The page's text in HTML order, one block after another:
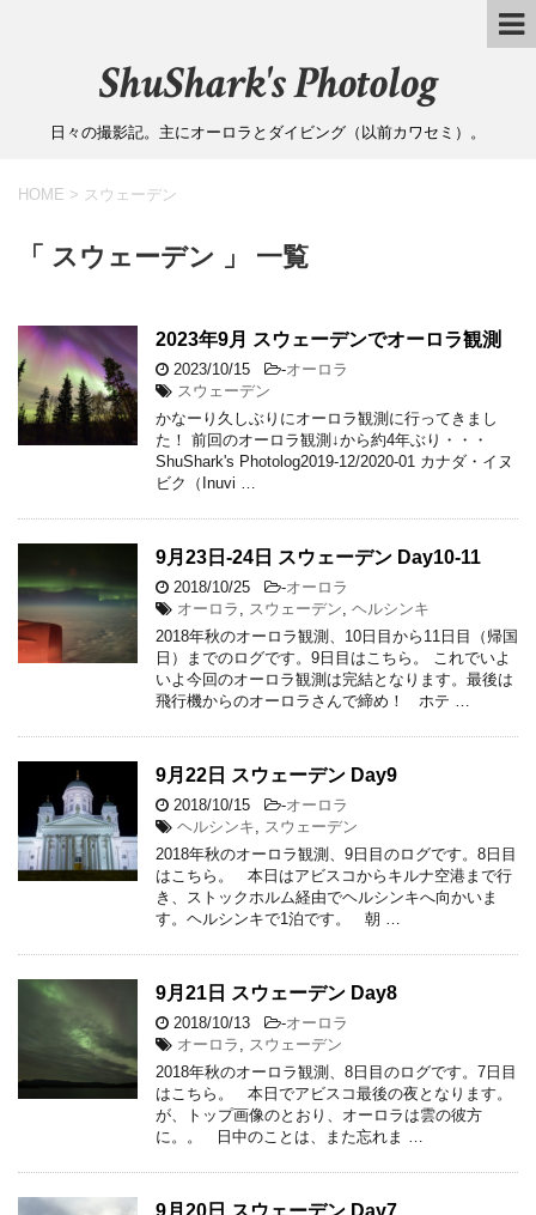
ShuShark's Photolog
日々の撮影記。主にオーロラとダイビング（以前カワセミ）。
HOME > スウェーデン
「 スウェーデン 」 一覧
2023年9月 スウェーデンでオーロラ観測
2023/10/15 -オーロラ
スウェーデン
かなーり久しぶりにオーロラ観測に行ってきまし
た！ 前回のオーロラ観測↓から約4年ぶり・・・
ShuShark's Photolog2019-12/2020-01 カナダ・イヌ
ビク（Inuvi …
9月23日-24日 スウェーデン Day10-11
2018/10/25 -オーロラ
オーロラ
スウェーデン ヘルシンキ
2018年秋のオーロラ観測、10日目から11日目（帰国
日）までのログです。9日目はこちら。 これでいよ
いよ今回のオーロラ観測は完結となります。最後は
飛行機からのオーロラさんで締め！ ホテ …
9月22日 スウェーデン Day9
2018/10/15 -オーロラ
ヘルシンキ
スウェーデン
2018年秋のオーロラ観測、9日目のログです。8日目
はこちら。 本日はアビスコからキルナ空港まで行
き、ストックホルム経由でヘルシンキへ向かいま
す。ヘルシンキで1泊です。 朝 …
9月21日 スウェーデン Day8
2018/10/13 -オーロラ
オーロラ
スウェーデン
2018年秋のオーロラ観測、8日目のログです。7日目
はこちら。 本日でアビスコ最後の夜となります。
が、トップ画像のとおり、オーロラは雲の彼方
に。。 日中のことは、また忘れま …
9月20日 スウェーデン Day7